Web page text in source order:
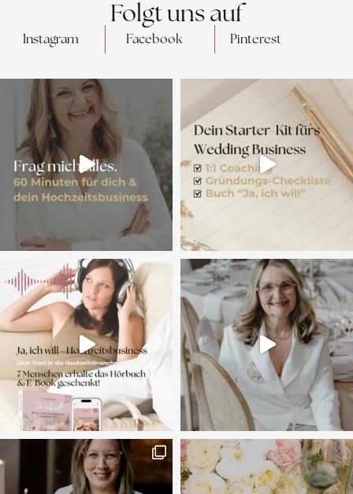
Folgt uns auf
Instagram Facebook Pinterest